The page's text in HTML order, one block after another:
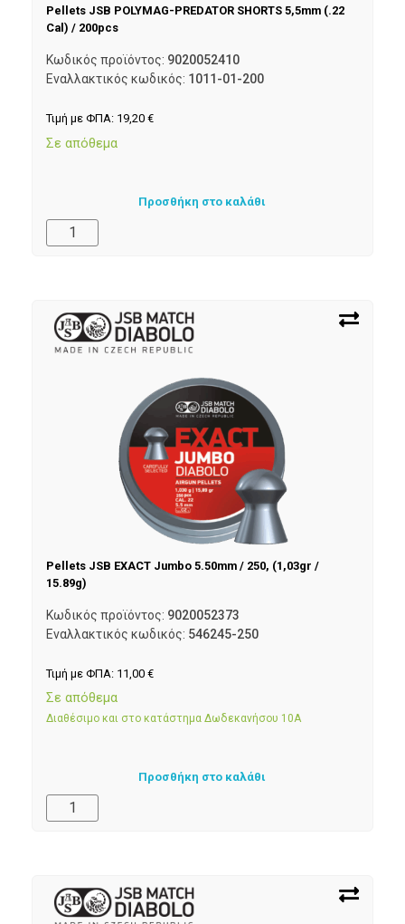
Pellets JSB POLYMAG-PREDATOR SHORTS 5,5mm (.22
Cal) / 200pcs
Κωδικός προϊόντος: 9020052410
Εναλλακτικός κωδικός: 1011-01-200
Τιμή με ΦΠΑ: 19,20 €
Σε απόθεμα
Προσθήκη στο καλάθι
Pellets JSB EXACT Jumbo 5.50mm / 250, (1,03gr /
15.89g)
Κωδικός προϊόντος: 9020052373
Εναλλακτικός κωδικός: 546245-250
Τιμή με ΦΠΑ: 11,00 €
Σε απόθεμα
Διαθέσιμο και στο κατάστημα Δωδεκανήσου 10Α
Προσθήκη στο καλάθι